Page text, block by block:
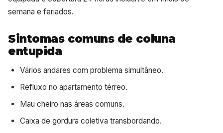
semana e feriados.
Sintomas comuns de coluna
entupida
Vários andares com problema simultâneo.
Refluxo no apartamento térreo.
Mau cheiro nas áreas comuns.
Caixa de gordura coletiva transbordando.